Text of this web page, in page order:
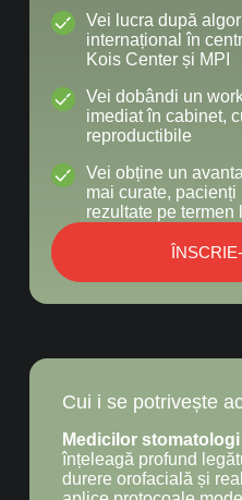
Vei lucra după
internațional în
Kois Center și MPI
Vei dobândi un
imediat în cabinet,
reproductibile
Vei obține un
mai curate,
rezultate pe termen
Cui i se potrivește
Medicilor stomatologi
înțeleagă profund
durere orofacială și